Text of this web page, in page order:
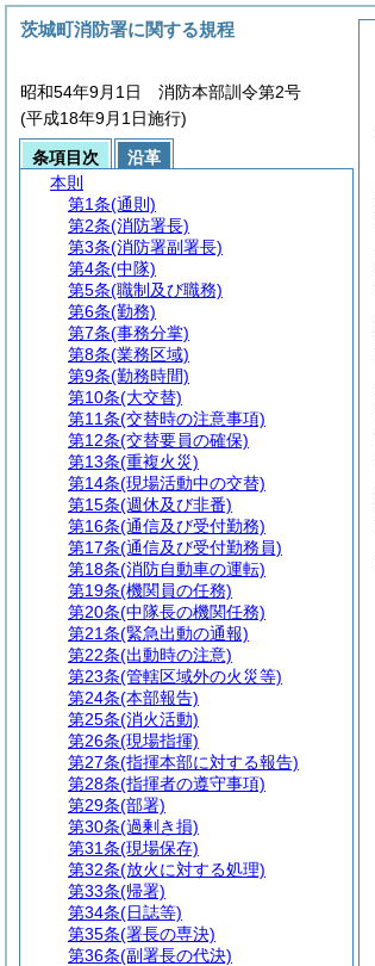
茨城町消防署に関する規程
昭和54年9月1日 消防本部訓令第2号
(平成18年9月1日施行)
条項目次
沿革
本則
第1条(通則)
第2条(消防署長)
第3条(消防署副署長)
第4条(中隊)
第5条(職制及び職務)
第6条(勤務)
第7条(事務分掌)
第8条(業務区域)
第9条(勤務時間)
第10条(大交替)
第11条(交替時の注意事項)
第12条(交替要員の確保)
第13条(重複火災)
第14条(現場活動中の交替)
第15条(週休及び非番)
第16条(通信及び受付勤務)
第17条(通信及び受付勤務員)
第18条(消防自動車の運転)
第19条(機関員の任務)
第20条(中隊長の機関任務)
第21条(緊急出動の通報)
第22条(出動時の注意)
第23条(管轄区域外の火災等)
第24条(本部報告)
第25条(消火活動)
第26条(現場指揮)
第27条(指揮本部に対する報告)
第28条(指揮者の遵守事項)
第29条(部署)
第30条(過剰き損)
第31条(現場保存)
第32条(放火に対する処理)
第33条(帰署)
第34条(日誌等)
第35条(署長の専決)
第36条(副署長の代決)